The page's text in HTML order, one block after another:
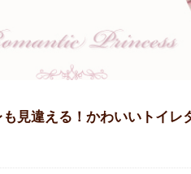
見違える！かわいいトイレ